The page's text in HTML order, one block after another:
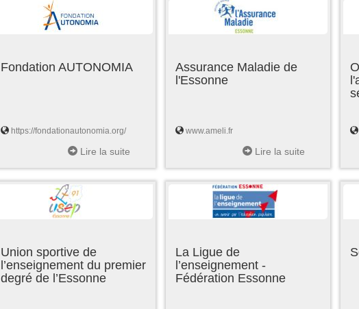
Fondation AUTONOMIA
https://fondationautonomia.org/
Lire la suite
Assurance Maladie de
l'Essonne
www.ameli.fr
Lire la suite
Union sportive de
l’enseignement du premier
degré de l’Essonne
La Ligue de
l’enseignement -
Fédération Essonne